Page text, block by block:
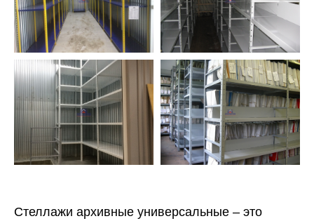
Стеллажи архивные универсальные – это